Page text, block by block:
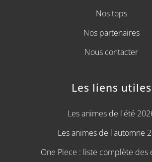
Nos tops
Nos partenaires
Nous contacter
Les liens utiles
Les animes de l'été
Les animes de l'automne
One Piece : liste complète des